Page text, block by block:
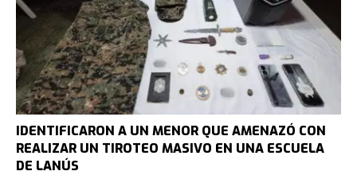
IDENTIFICARON A UN MENOR QUE AMENAZÓ CON
REALIZAR UN TIROTEO MASIVO EN UNA ESCUELA
DE LANÚS